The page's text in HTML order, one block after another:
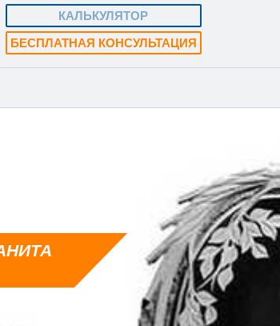
КАЛЬКУЛЯТОР
БЕСПЛАТНАЯ КОНСУЛЬТАЦИЯ